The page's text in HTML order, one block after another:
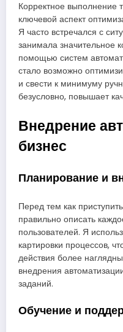
Корректное выполнение
ключевой аспект
Я часто встречался с
занимала значительное
помощью систем
стало возможно
и свести к минимуму
безусловно, повышает
Внедрение
бизнес
Планирование и
Перед тем как
правильно описать
пользователей. Я
картировки процессов,
действия более
внедрения
заданий.
Обучение и